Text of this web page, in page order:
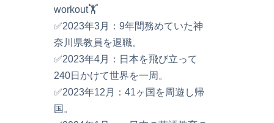
workout🏋️
✅2023年3月：9年間務めていた神
奈川県教員を退職。
✅2023年4月：日本を飛び立って
240日かけて世界を一周。
✅2023年12月：41ヶ国を周遊し帰
国。